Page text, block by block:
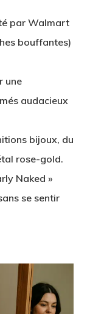
par Walmart
bouffantes)
une
audacieux
bijoux, du
rose-gold.
Naked »
se sentir